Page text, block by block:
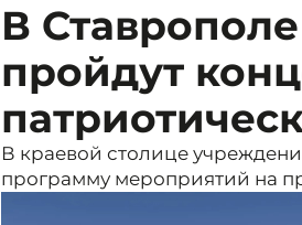
В
пройдут
В краевой столице
программу мероприятий на